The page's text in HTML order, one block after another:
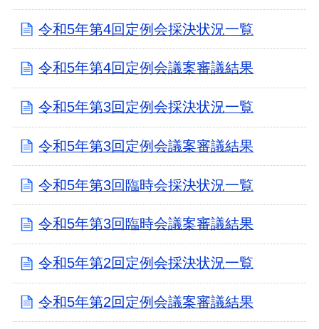
令和5年第4回定例会採決状況一覧
令和5年第4回定例会議案審議結果
令和5年第3回定例会採決状況一覧
令和5年第3回定例会議案審議結果
令和5年第3回臨時会採決状況一覧
令和5年第3回臨時会議案審議結果
令和5年第2回定例会採決状況一覧
令和5年第2回定例会議案審議結果